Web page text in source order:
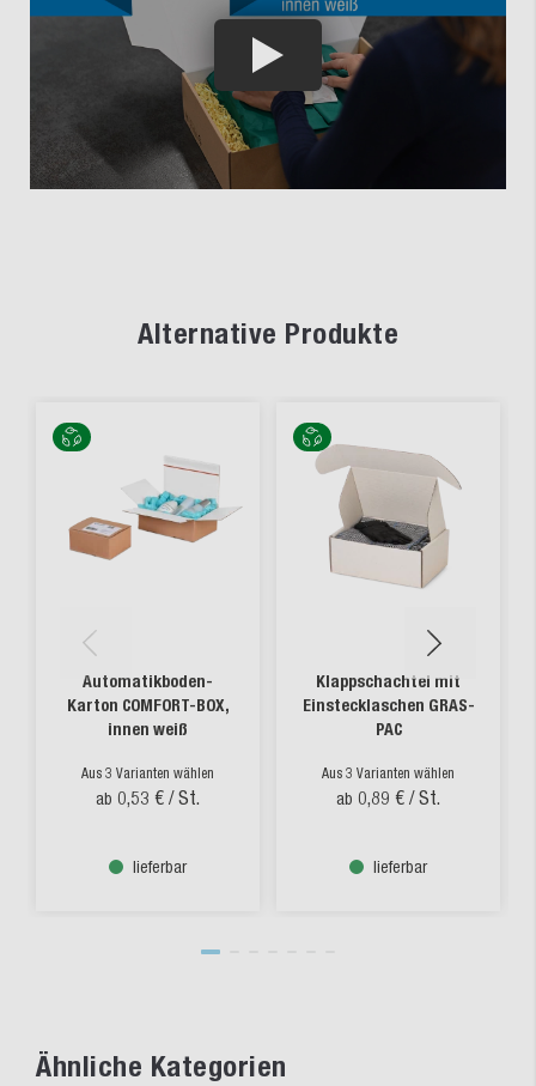
Alternative Produkte
Automatikboden-
Karton COMFORT-BOX,
innen weiß
Aus 3 Varianten wählen
ab 0,53 € / St.
lieferbar
Klappschachtel mit
Einstecklaschen GRAS-
PAC
Aus 3 Varianten wählen
ab 0,89 € / St.
lieferbar
Ähnliche Kategorien